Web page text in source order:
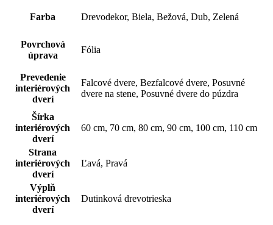
Farba Drevodekor, Biela, Bežová, Dub, Zelená
Povrchová
úprava
Fólia
Prevedenie
interiérových
dverí
Falcové dvere, Bezfalcové dvere, Posuvné
dvere na stene, Posuvné dvere do púzdra
Šírka
interiérových
dverí
60 cm, 70 cm, 80 cm, 90 cm, 100 cm, 110 cm
Strana
interiérových
dverí
Ľavá, Pravá
Výplň
interiérových
dverí
Dutinková drevotrieska